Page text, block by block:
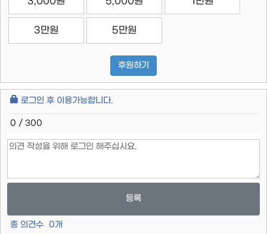
3만원 5만원
후원하기
로그인 후 이용가능합니다.
0 / 300
등록
총 의견수 0개